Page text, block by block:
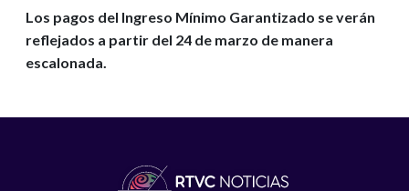
Los pagos del Ingreso Mínimo Garantizado se verán
reflejados a partir del 24 de marzo de manera
escalonada.